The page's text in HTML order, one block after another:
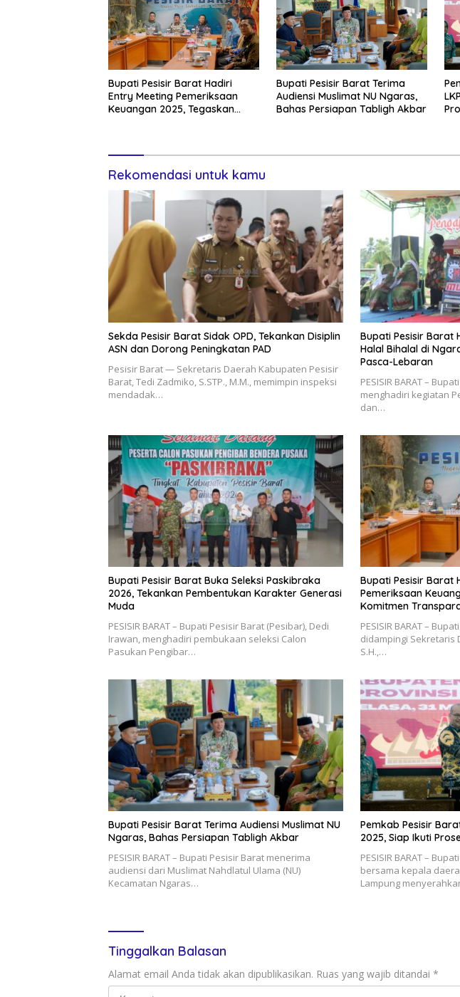
Bupati Pesisir Barat Hadiri
Entry Meeting Pemeriksaan
Keuangan 2025, Tegaskan
Bupati Pesisir Barat Terima
Audiensi Muslimat NU Ngaras,
Bahas Persiapan Tabligh Akbar
Rekomendasi untuk kamu
Sekda Pesisir Barat Sidak OPD, Tekankan Disiplin
ASN dan Dorong Peningkatan PAD
Pesisir Barat — Sekretaris Daerah Kabupaten Pesisir
Barat, Tedi Zadmiko, S.STP., M.M., memimpin inspeksi
mendadak…
Bupati Pesisir Barat
Halal Bihalal di
Pasca-Lebaran
PESISIR BARAT –
menghadiri kegiatan
dan…
Bupati Pesisir Barat Buka Seleksi Paskibraka
2026, Tekankan Pembentukan Karakter Generasi
Muda
PESISIR BARAT – Bupati Pesisir Barat (Pesibar), Dedi
Irawan, menghadiri pembukaan seleksi Calon
Pasukan Pengibar…
Bupati Pesisir Barat
Pemeriksaan
Komitmen
PESISIR BARAT –
didampingi Sekretaris
S.H.,…
Bupati Pesisir Barat Terima Audiensi Muslimat NU
Ngaras, Bahas Persiapan Tabligh Akbar
PESISIR BARAT – Bupati Pesisir Barat menerima
audiensi dari Muslimat Nahdlatul Ulama (NU)
Kecamatan Ngaras…
Pemkab Pesisir
2025, Siap Ikuti
PESISIR BARAT –
bersama kepala
Lampung
Tinggalkan Balasan
Alamat email Anda tidak akan dipublikasikan. Ruas yang wajib ditandai *